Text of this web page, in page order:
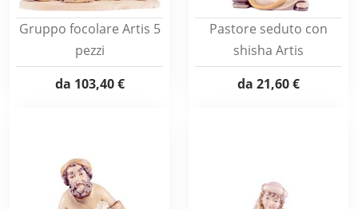
Gruppo focolare Artis 5
pezzi
da 103,40 €
Pastore seduto con
shisha Artis
da 21,60 €